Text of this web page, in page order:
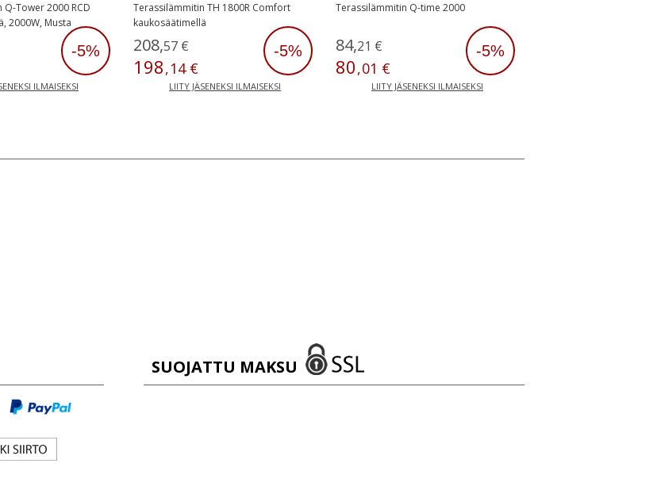
Tower 2000 RCD
2000W, Musta
-5%
ILMAISEKSI
Terassilämmitin TH 1800R Comfort
kaukosäätimellä
-5%
LIITY JÄSENEKSI ILMAISEKSI
208,57 €
198,14€
Terassilämmitin Q-time 2000
-5%
LIITY JÄSENEKSI ILMAISEKSI
84,21 €
80,01 €
SUOJATTU MAKSU